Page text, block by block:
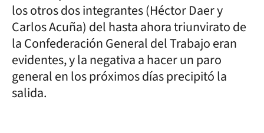
los otros dos integrantes (Héctor Daer y
Carlos Acuña) del hasta ahora triunvirato de
la Confederación General del Trabajo eran
evidentes, y la negativa a hacer un paro
general en los próximos días precipitó la
salida.